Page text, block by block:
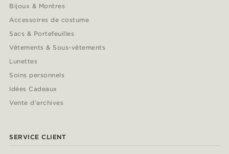
Bijoux & Montres
Accessoires de costume
Sacs & Portefeuilles
Vêtements & Sous-vêtements
Lunettes
Soins personnels
Idées Cadeaux
Vente d'archives
SERVICE CLIENT